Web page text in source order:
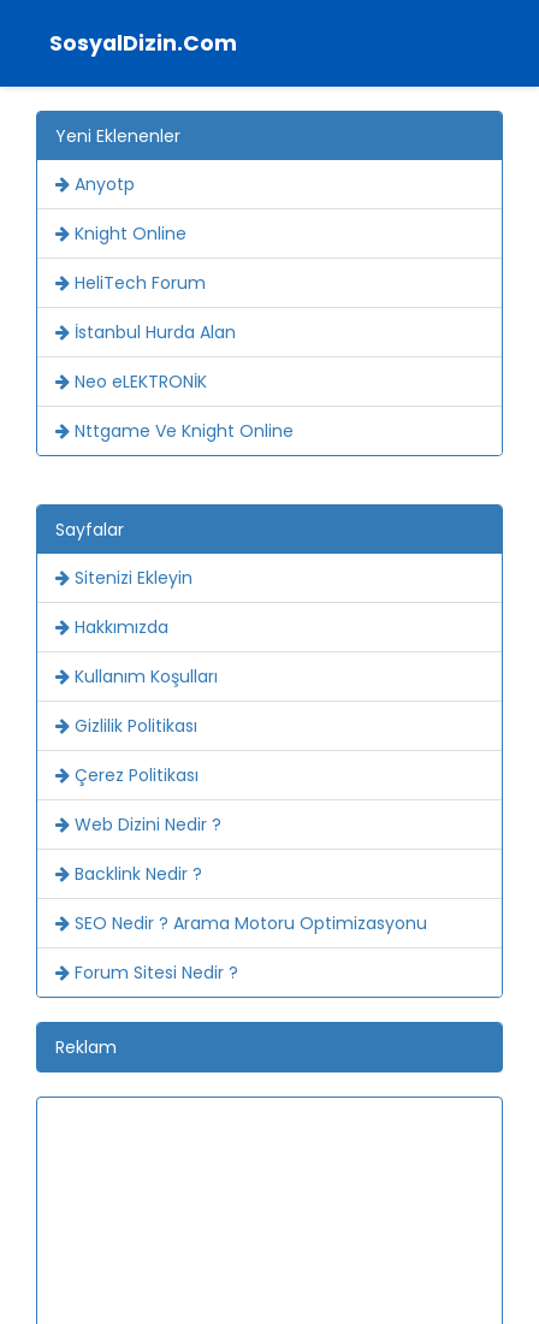
SosyalDizin.Com
Yeni Eklenenler
Anyotp
Knight Online
HeliTech Forum
İstanbul Hurda Alan
Neo eLEKTRONİK
Nttgame Ve Knight Online
Sayfalar
Sitenizi Ekleyin
Hakkımızda
Kullanım Koşulları
Gizlilik Politikası
Çerez Politikası
Web Dizini Nedir ?
Backlink Nedir ?
SEO Nedir ? Arama Motoru Optimizasyonu
Forum Sitesi Nedir ?
Reklam